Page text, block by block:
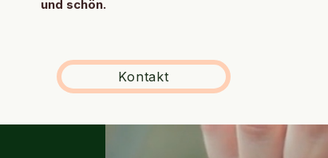
und schön.
Kontakt